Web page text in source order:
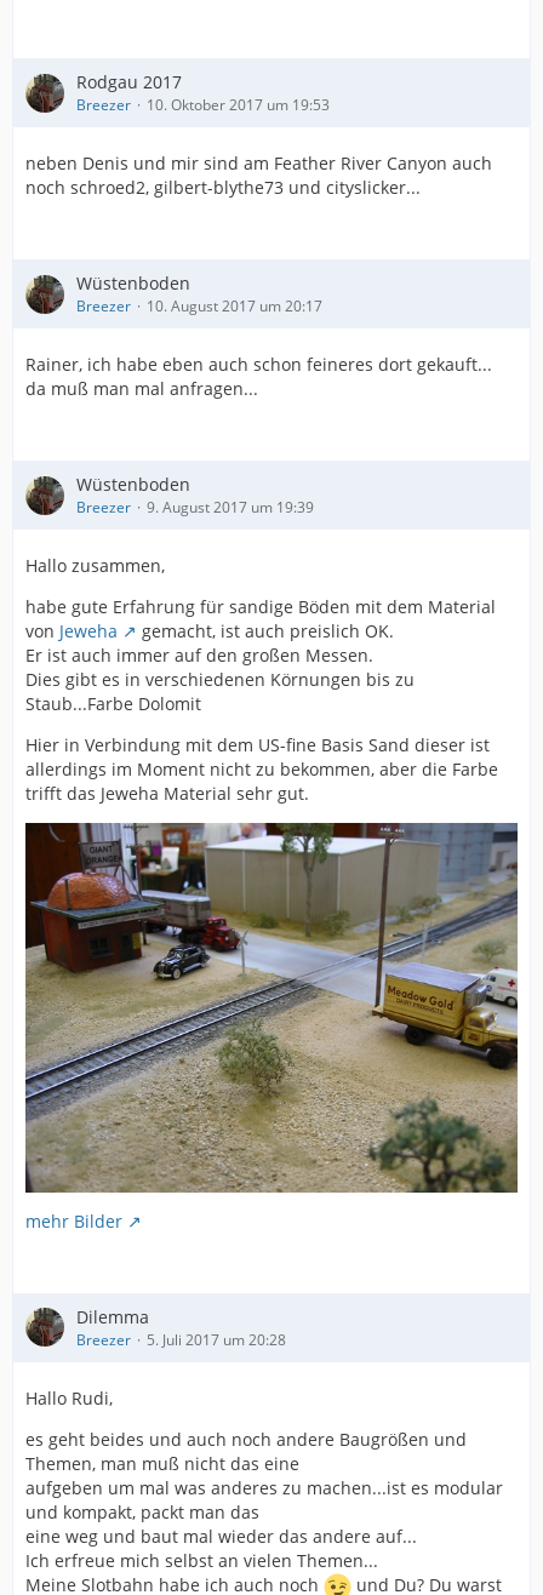
Rodgau 2017
Breezer 10. Oktober 2017 um 19:53
neben Denis und mir sind am Feather River Canyon auch
noch schroed2, gilbert-blythe73 und cityslicker...
Wüstenboden
Breezer 10. August 2017 um 20:17
Rainer, ich habe eben auch schon feineres dort gekauft...
da muß man mal anfragen...
Wüstenboden
Breezer 9. August 2017 um 19:39
Hallo zusammen,
habe gute Erfahrung für sandige Böden mit dem Material
von Jeweha
gemacht, ist auch preislich OK.
Er ist auch immer auf den großen Messen.
Dies gibt es in verschiedenen Körnungen bis zu
Staub...Farbe Dolomit
Hier in Verbindung mit dem US-fine Basis Sand dieser ist
allerdings im Moment nicht zu bekommen, aber die Farbe
trifft das Jeweha Material sehr gut.
mehr Bilder
Dilemma
Breezer 5. Juli 2017 um 20:28
Hallo Rudi,
es geht beides und auch noch andere Baugrößen und
Themen, man muß nicht das eine
aufgeben um mal was anderes zu machen...ist es modular
und kompakt, packt man das
eine weg und baut mal wieder das andere auf...
Ich erfreue mich selbst an vielen Themen...
Meine Slotbahn habe ich auch noch
und Du? Du warst